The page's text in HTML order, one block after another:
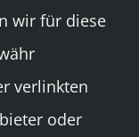
wir für diese
verlinkten
oder